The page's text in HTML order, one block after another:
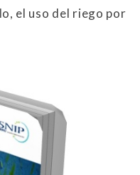
el uso del riego por